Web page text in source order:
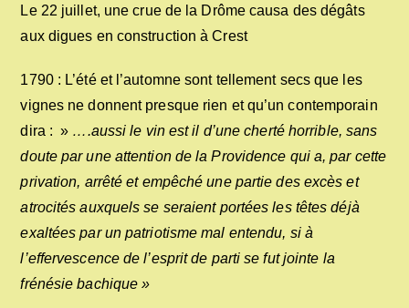
Le 22 juillet, une crue de la Drôme causa des dégâts
aux digues en construction à Crest
1790 : L’été et l’automne sont tellement secs que les
vignes ne donnent presque rien et qu’un contemporain
dira : » ….aussi le vin est il d’une cherté horrible, sans
doute par une attention de la Providence qui a, par cette
privation, arrêté et empêché une partie des excès et
atrocités auxquels se seraient portées les têtes déjà
exaltées par un patriotisme mal entendu, si à
l’effervescence de l’esprit de parti se fut jointe la
frénésie bachique »